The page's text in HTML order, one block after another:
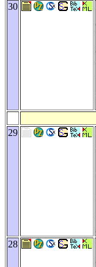
30
29
28